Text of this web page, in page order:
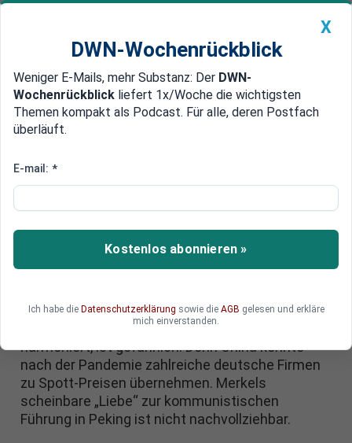
Newsticker MEIN DWN: Geldanlage Premium
Edelmetalle DWN-Magazin China
Will Angela Merkel die deutsche
verschachern?
Deutschland und China haben sich auf ein
geheimes Investitionsabkommen geeinigt, das
stärken wird. Doch der Schritt Merkels, der mit
den Ideen des Weltwirtschaftsforums
harmoniert, ist gefährlich. Denn China könnte
nach der Pandemie zahlreiche deutsche Firmen
zu Spott-Preisen übernehmen. Merkels
scheinbare „Liebe“ zur kommunistischen
Führung in Peking ist nicht nachvollziehbar.
X
DWN-Wochenrückblick
Weniger E-Mails, mehr Substanz: Der DWN-
Wochenrückblick liefert 1x/Woche die wichtigsten
Themen kompakt als Podcast. Für alle, deren Postfach
überläuft.
E-mail: *
Kostenlos abonnieren »
Ich habe die Datenschutzerklärung sowie die AGB gelesen und erkläre
mich einverstanden.